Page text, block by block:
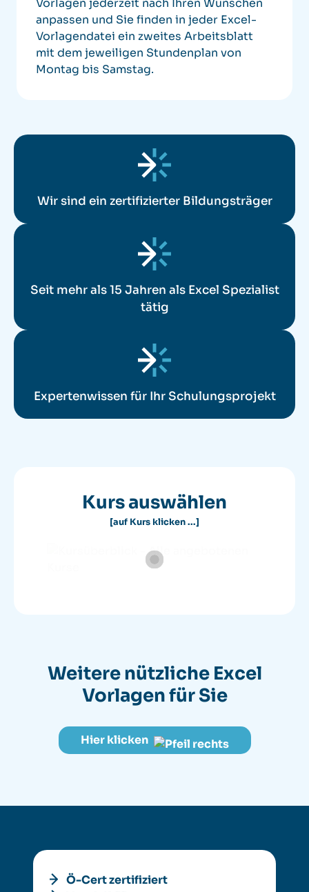
Vorlagen jederzeit nach Ihren Wünschen
anpassen und Sie finden in jeder Excel-
Vorlagendatei ein zweites Arbeitsblatt
mit dem jeweiligen Stundenplan von
Montag bis Samstag.
Wir sind ein zertifizierter Bildungsträger
Seit mehr als 15 Jahren als Excel Spezialist
tätig
Expertenwissen für Ihr Schulungsprojekt
Kurs auswählen
[auf Kurs klicken ...]
Weitere nützliche Excel
Vorlagen für Sie
Hier klicken
Ö-Cert zertifiziert